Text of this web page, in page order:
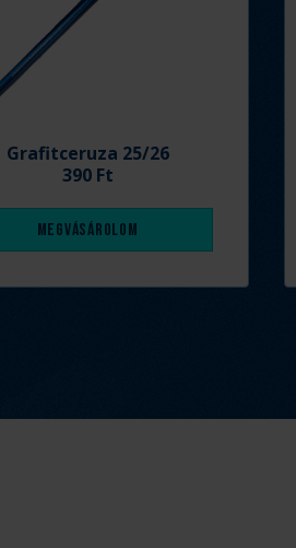
Grafitceruza 25/26
390 Ft
Megvásárolom